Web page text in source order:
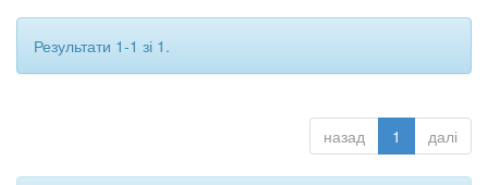
Результати 1-1 зі 1.
назад 1 далі